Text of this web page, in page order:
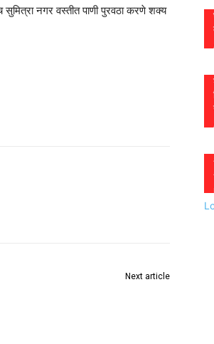
नगर वस्तीत पाणी पुरवठा करणे शक्य
Next article